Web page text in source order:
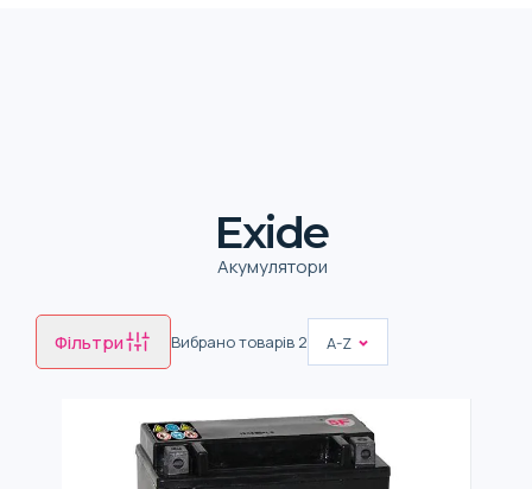
Exide
Акумулятори
Фільтри Вибрано товарів 2 A-Z